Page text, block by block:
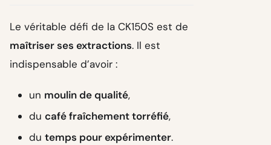
Le véritable défi de la CK150S est de
maîtriser ses extractions. Il est
indispensable d’avoir :
un moulin de qualité,
du café fraîchement torréfié,
du temps pour expérimenter.